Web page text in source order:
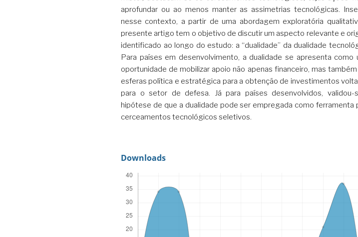
aprofundar ou ao menos manter as assimetrias tecnológicas.
nesse contexto, a partir de uma abordagem exploratória
presente artigo tem o objetivo de discutir um aspecto relevante e
identificado ao longo do estudo: a “dualidade” da dualidade
Para países em desenvolvimento, a dualidade se apresenta como
oportunidade de mobilizar apoio não apenas financeiro, mas também
esferas política e estratégica para a obtenção de investimentos
para o setor de defesa. Já para países desenvolvidos, validou-
hipótese de que a dualidade pode ser empregada como ferramenta
cerceamentos tecnológicos seletivos.
Downloads